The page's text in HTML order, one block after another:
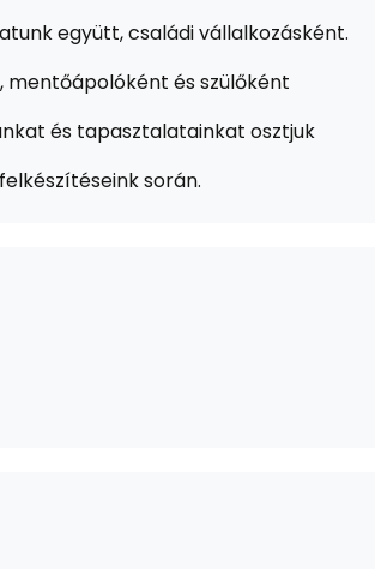
együtt, családi vállalkozásként.
mentőápolóként és szülőként
és tapasztalatainkat osztjuk
során.